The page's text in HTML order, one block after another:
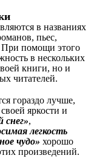
в названиях
пьес,
При помощи этого
в нескольких
книги, но и
читателей.
гораздо лучше,
яркости и
снег»,
легкость
чудо» хорошо
произведений.